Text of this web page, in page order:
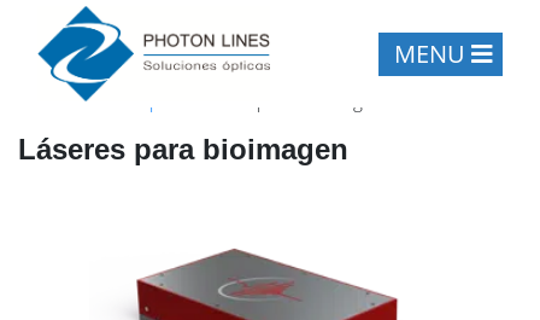
MENU
Microscopía
Láseres para bioimagen